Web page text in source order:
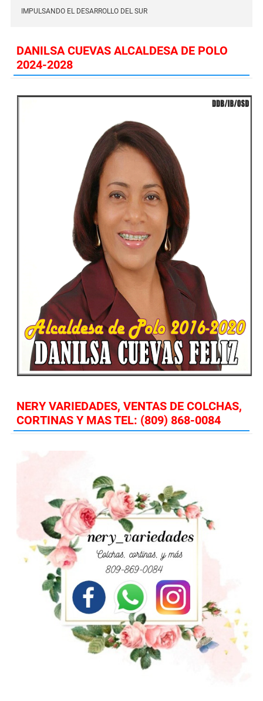
IMPULSANDO EL DESARROLLO DEL SUR
DANILSA CUEVAS ALCALDESA DE POLO
2024-2028
NERY VARIEDADES, VENTAS DE COLCHAS,
CORTINAS Y MAS TEL: (809) 868-0084